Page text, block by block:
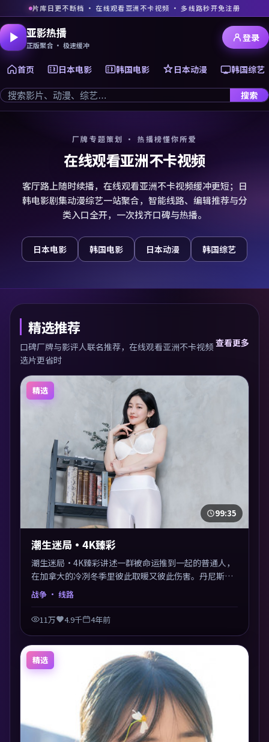
片库日更不断档 · 在线观看亚洲不卡视频 · 多线路秒开免注册
亚影热播
正版聚合 · 极速缓冲
首页 日本电影 韩国电影 日本动漫 韩国综艺
搜索
登录
厂牌专题策划 · 热播榜懂你所爱
在线观看亚洲不卡视频
客厅路上随时续播，在线观看亚洲不卡视频缓冲更短；日
韩电影剧集动漫综艺一站聚合，智能线路、编辑推荐与分
类入口全开，一次找齐口碑与热播。
日本电影 韩国电影 日本动漫 韩国综艺
精选推荐
口碑厂牌与影评人联名推荐，在线观看亚洲不卡视频
选片更省时
查看更多
精选
99:35
潮生迷局·4K臻彩
潮生迷局·4K臻彩讲述一群被命运推到一起的普通人，
在加拿大的冷冽冬季里彼此取暖又彼此伤害。丹尼斯·
维伦纽瓦以战争类型外壳探讨信任与背叛，映后讨论度
颇高。片尾留白开放解读，关于“选择”的主题余音绕
梁。
战争 · 线路
11万 4.9千 4年前
精选